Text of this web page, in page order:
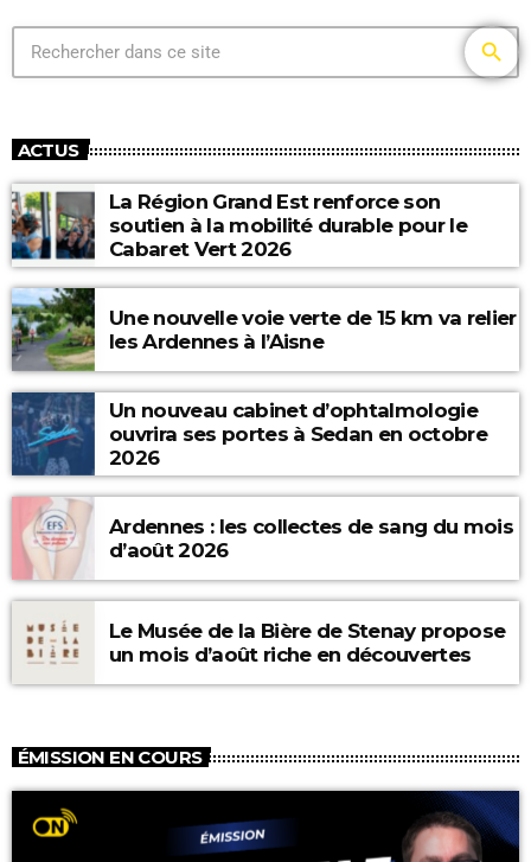
search
ACTUS
La Région Grand Est renforce son
soutien à la mobilité durable pour le
Cabaret Vert 2026
Une nouvelle voie verte de 15 km va relier
les Ardennes à l’Aisne
Un nouveau cabinet d’ophtalmologie
ouvrira ses portes à Sedan en octobre
2026
Ardennes : les collectes de sang du mois
d’août 2026
Le Musée de la Bière de Stenay propose
un mois d’août riche en découvertes
ÉMISSION EN COURS